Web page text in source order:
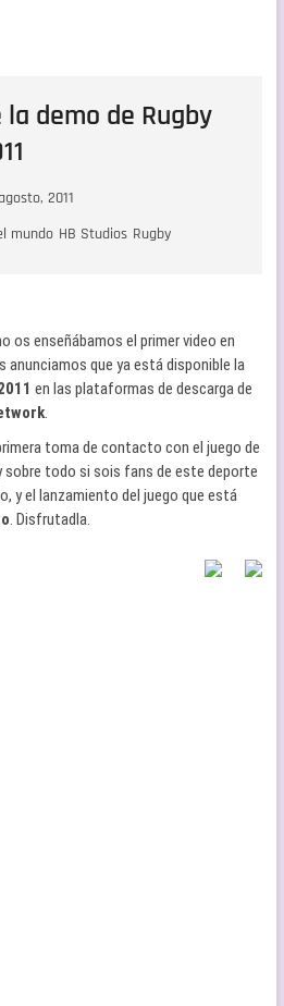
demo de Rugby
2011
mundo HB Studios Rugby
os enseñábamos el primer video en
anunciamos que ya está disponible la
en las plataformas de descarga de
.
toma de contacto con el juego de
sobre todo si sois fans de este deporte
y el lanzamiento del juego que está
. Disfrutadla.